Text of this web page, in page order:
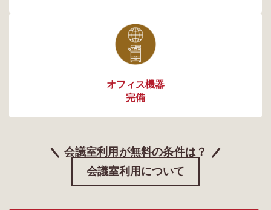
オフィス機器
完備
会議室利用が無料の条件は？
会議室利用について